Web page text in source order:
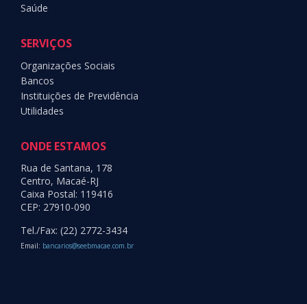
Saúde
SERVIÇOS
Organizações Sociais
Bancos
Instituições de Previdência
Utilidades
ONDE ESTAMOS
Rua de Santana, 178
Centro, Macaé-RJ
Caixa Postal: 119416
CEP: 27910-090
Tel./Fax: (22) 2772-3434
Email: bancarios@seebmacae.com.br